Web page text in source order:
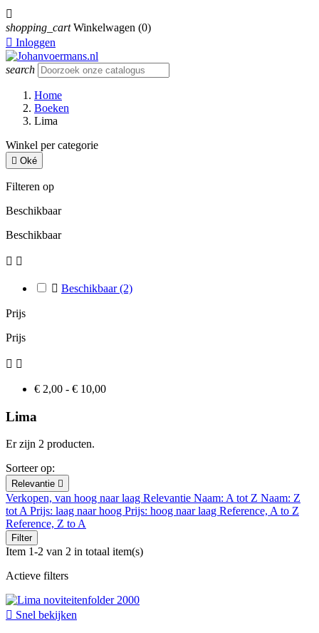

shopping_cart Winkelwagen (0)
 Inloggen
search
Home
Boeken
Lima
Winkel per categorie
 Oké
Filteren op
Beschikbaar
Beschikbaar
 
 Beschikbaar(2)
Prijs
Prijs
 
€ 2,00 - € 10,00
Lima
Er zijn 2 producten.
Sorteer op:
Relevantie 
Verkopen, van hoog naar laag Relevantie Naam: A tot Z Naam: Z
tot APrijs: laag naar hoog Prijs: hoog naar laag Reference, A to Z
Reference, Z to A
Filter
Item 1-2 van 2 in totaal item(s)
Actieve filters
 Snel bekijken